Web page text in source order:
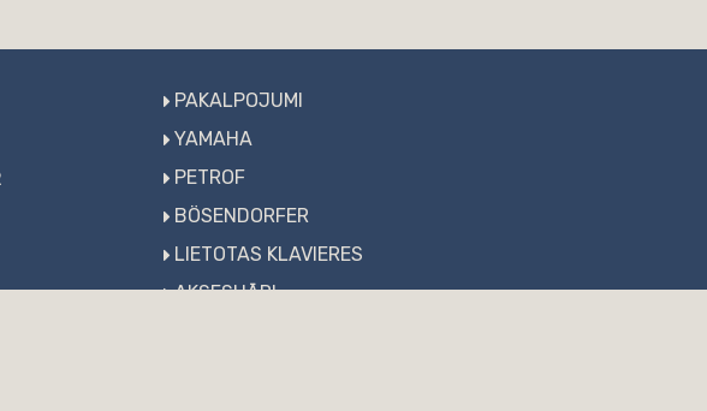
PAKALPOJUMI
YAMAHA
PETROF
BÖSENDORFER
LIETOTAS KLAVIERES
AKSESUĀRI